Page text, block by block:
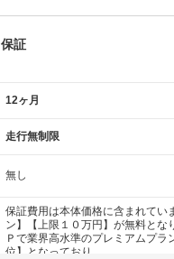
保証
12ヶ月
走行無制限
無し
保証費用は本体価格に含まれてい
ン】【上限１０万円】が無料とな
Ｐで業界高水準のプレミアムプラ
位】となっており、